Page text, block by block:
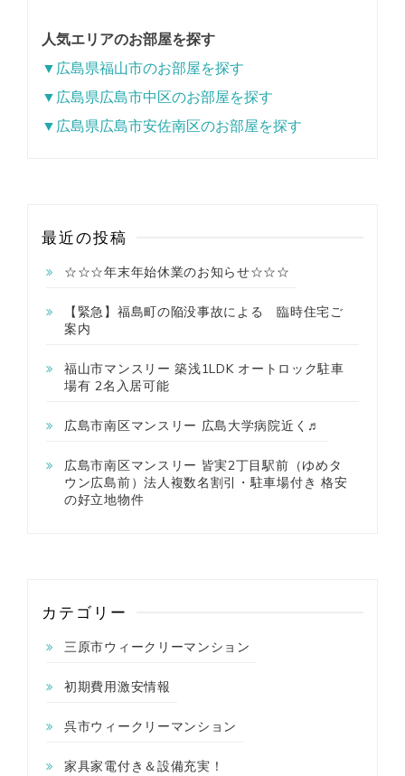
人気エリアのお部屋を探す
▼広島県福山市のお部屋を探す
▼広島県広島市中区のお部屋を探す
▼広島県広島市安佐南区のお部屋を探す
最近の投稿
☆☆☆年末年始休業のお知らせ☆☆☆
【緊急】福島町の陥没事故による 臨時住宅ご
案内
福山市マンスリー 築浅1LDK オートロック駐車
場有 2名入居可能
広島市南区マンスリー 広島大学病院近く♬
広島市南区マンスリー 皆実2丁目駅前（ゆめタ
ウン広島前）法人複数名割引・駐車場付き 格安
の好立地物件
カテゴリー
三原市ウィークリーマンション
初期費用激安情報
呉市ウィークリーマンション
家具家電付き＆設備充実！